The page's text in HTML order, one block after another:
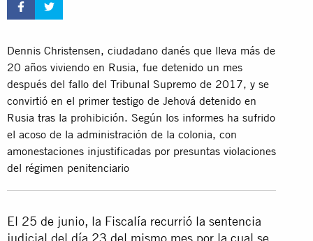
Dennis Christensen, ciudadano danés que lleva más de
20 años viviendo en Rusia, fue detenido un mes
después del fallo del Tribunal Supremo de 2017, y se
convirtió en el primer testigo de Jehová detenido en
Rusia tras la prohibición. Según los informes ha sufrido
el acoso de la administración de la colonia, con
amonestaciones injustificadas por presuntas violaciones
del régimen penitenciario
El 25 de junio, la Fiscalía recurrió la sentencia
judicial del día 23 del mismo mes por la cual se